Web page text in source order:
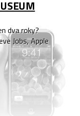
dva roky?
Jobs, Apple